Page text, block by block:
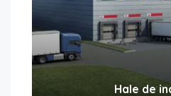
Hale de